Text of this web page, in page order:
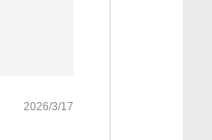
2026/3/17